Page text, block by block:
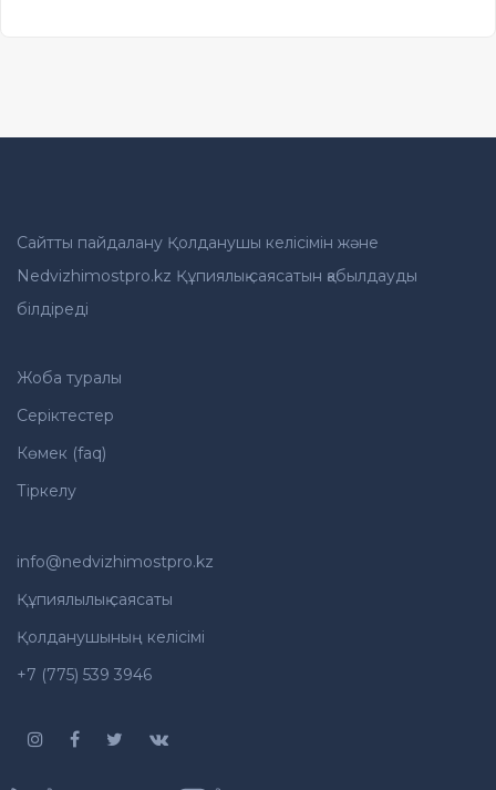
Сайтты пайдалану Қолданушы келісімін және
Nedvizhimostpro.kz Құпиялық саясатын қабылдауды
білдіреді
Жоба туралы
Серіктестер
Көмек (faq)
Тіркелу
info@nedvizhimostpro.kz
Құпиялылық саясаты
Қолданушының келісімі
+7 (775) 539 3946